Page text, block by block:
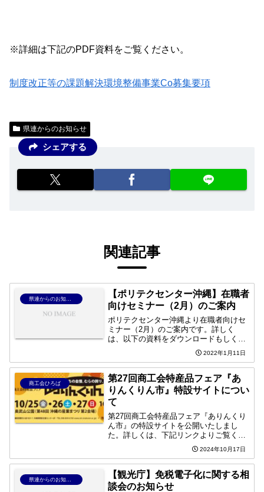
※詳細は下記のPDF資料をご覧ください。
制度改正等の課題解決環境整備事業Co募集要項
県連からのお知らせ
シェアする
関連記事
【ポリテクセンター沖縄】在職者
向けセミナー（2月）のご案内
ポリテクセンター沖縄より在職者向けセ
ミナー（2月）のご案内です。詳しく
は、以下の資料をダウンロードもしく
は、ポリテクセンター沖縄のホームペー
ジをご確認の上、お問合せください。ポ
リテクセンター沖縄（生産性向上人材育
成支援センター）ホームページ...
2022年1月11日
商工会ひろば
第27回商工会特産品フェア『あ
りんくりん市』特設サイトについ
て
第27回商工会特産品フェア『ありんくり
ん市』の特設サイトを公開いたしまし
た。詳しくは、下記リンクよりご覧くだ
さい。ありんくりん市特設サイト2024年10月17日
【観光庁】免税電子化に関する相
談会のお知らせ